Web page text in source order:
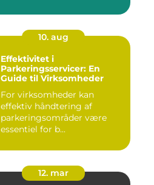
10. aug
Effektivitet i
Parkeringsservicer: En
Guide til Virksomheder
For virksomheder kan
effektiv håndtering af
parkeringsområder være
essentiel for b...
12. mar